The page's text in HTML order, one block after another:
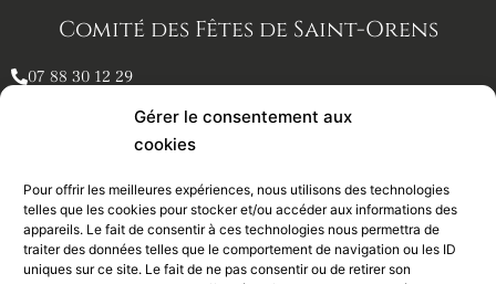
Gérer le consentement aux
cookies
Pour offrir les meilleures expériences, nous utilisons des technologies
telles que les cookies pour stocker et/ou accéder aux informations des
appareils. Le fait de consentir à ces technologies nous permettra de
traiter des données telles que le comportement de navigation ou les ID
uniques sur ce site. Le fait de ne pas consentir ou de retirer son
Comité des Fêtes de Saint-Orens
07 88 30 12 29
comitedesfetesstorens@gmail.com
46 avenue de gameville
Newsletter